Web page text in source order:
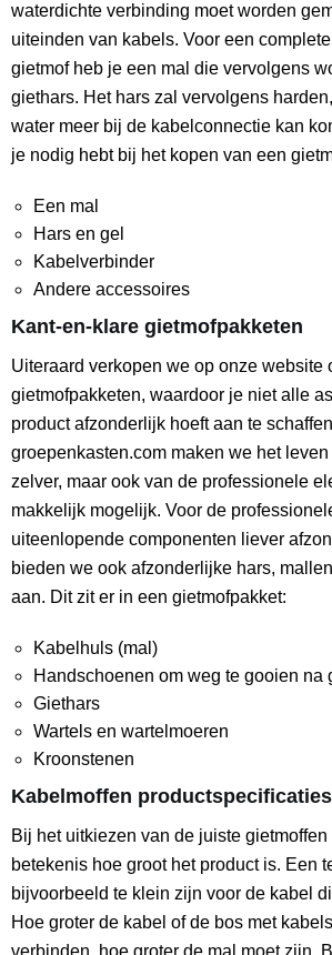
waterdichte verbinding moet worden
uiteinden van kabels. Voor een
gietmof heb je een mal die vervolgens
giethars. Het hars zal vervolgens
water meer bij de kabelconnectie kan
je nodig hebt bij het kopen van een
Een mal
Hars en gel
Kabelverbinder
Andere accessoires
Kant-en-klare gietmofpakketen
Uiteraard verkopen we op onze website
gietmofpakketen, waardoor je niet alle
product afzonderlijk hoeft aan te
groepenkasten.com maken we het
zelver, maar ook van de professionele
makkelijk mogelijk. Voor de
uiteenlopende componenten liever
bieden we ook afzonderlijke hars,
aan. Dit zit er in een gietmofpakket:
Kabelhuls (mal)
Handschoenen om weg te gooien na
Giethars
Wartels en wartelmoeren
Kroonstenen
Kabelmoffen productspecificaties
Bij het uitkiezen van de juiste gietmoffen
betekenis hoe groot het product is. Een
bijvoorbeeld te klein zijn voor de kabel
Hoe groter de kabel of de bos met
verbinden, hoe groter de mal moet zijn.